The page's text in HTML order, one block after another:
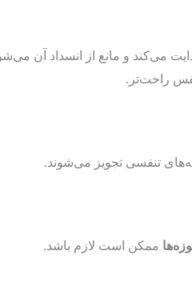
می‌کند و مانع از انسداد آن
راحت‌تر.
تنفسی تجویز می‌شوند.
ممکن است لازم باشد.